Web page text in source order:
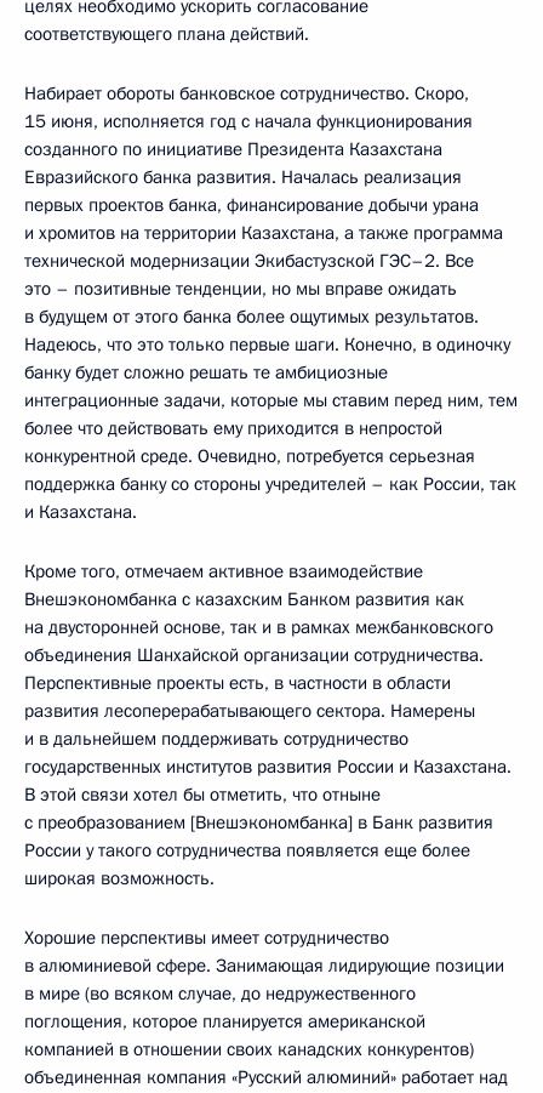
целях необходимо ускорить согласование
соответствующего плана действий.
Набирает обороты банковское сотрудничество. Скоро,
15 июня, исполняется год с начала функционирования
созданного по инициативе Президента Казахстана
Евразийского банка развития. Началась реализация
первых проектов банка, финансирование добычи урана
и хромитов на территории Казахстана, а также программа
технической модернизации Экибастузской ГЭС–2. Все
это – позитивные тенденции, но мы вправе ожидать
в будущем от этого банка более ощутимых результатов.
Надеюсь, что это только первые шаги. Конечно, в одиночку
банку будет сложно решать те амбициозные
интеграционные задачи, которые мы ставим перед ним, тем
более что действовать ему приходится в непростой
конкурентной среде. Очевидно, потребуется серьезная
поддержка банку со стороны учредителей – как России, так
и Казахстана.
Кроме того, отмечаем активное взаимодействие
Внешэкономбанка с казахским Банком развития как
на двусторонней основе, так и в рамках межбанковского
объединения Шанхайской организации сотрудничества.
Перспективные проекты есть, в частности в области
развития лесоперерабатывающего сектора. Намерены
и в дальнейшем поддерживать сотрудничество
государственных институтов развития России и Казахстана.
В этой связи хотел бы отметить, что отныне
с преобразованием [Внешэкономбанка] в Банк развития
России у такого сотрудничества появляется еще более
широкая возможность.
Хорошие перспективы имеет сотрудничество
в алюминиевой сфере. Занимающая лидирующие позиции
в мире (во всяком случае, до недружественного
поглощения, которое планируется американской
компанией в отношении своих канадских конкурентов)
объединенная компания «Русский алюминий» работает над